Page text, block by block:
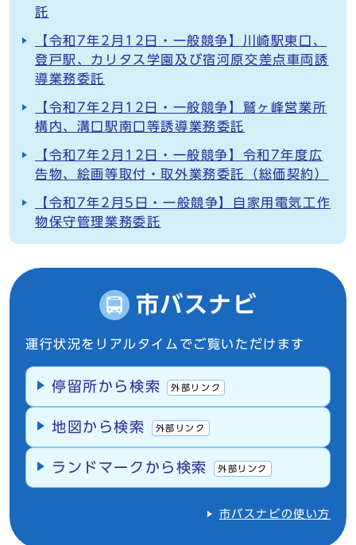
託
【令和7年2月12日・一般競争】川崎駅東口、
登戸駅、カリタス学園及び宿河原交差点車両誘
導業務委託
【令和7年2月12日・一般競争】鷲ヶ峰営業所
構内、溝口駅南口等誘導業務委託
【令和7年2月12日・一般競争】令和7年度広
告物、絵画等取付・取外業務委託（総価契約）
【令和7年2月5日・一般競争】自家用電気工作
物保守管理業務委託
市バスナビ
運行状況をリアルタイムでご覧いただけます
停留所から検索 外部リンク
地図から検索 外部リンク
ランドマークから検索 外部リンク
市バスナビの使い方